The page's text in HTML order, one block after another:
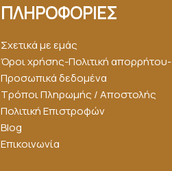
ΠΛΗΡΟΦΟΡΙΕΣ
Σχετικά με εμάς
Όροι χρήσης-Πολιτική απορρήτου-
Προσωπικά δεδομένα
Τρόποι Πληρωμής / Αποστολής
Πολιτική Επιστροφών
Blog
Επικοινωνία